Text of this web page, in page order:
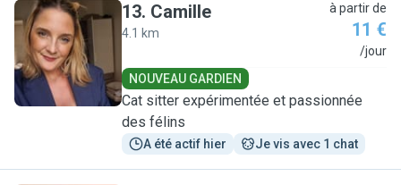
C
13. Camille
4.1 km
à partir de
11 €
/jour
NOUVEAU GARDIEN
Cat sitter expérimentée et passionnée
des félins
A été actif hier Je vis avec 1 chat